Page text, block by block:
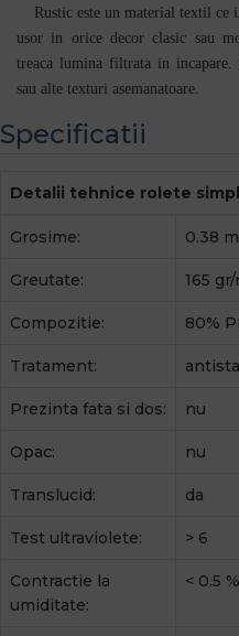
Rustic este un material textil ce
usor in orice decor clasic sau
treaca lumina filtrata in incapare.
sau alte texturi asemanatoare.
Specificatii
Detalii tehnice rolete
Grosime: 0.38
Greutate: 165
Compozitie: 80%
Tratament:
Prezinta fata si dos: nu
Opac: nu
Translucid: da
Test ultraviolete: > 6
Contractie la
umiditate:
< 0.5 %